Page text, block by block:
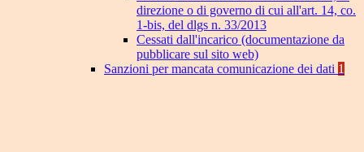
direzione o di governo di cui all'art. 14, co.
1-bis, del dlgs n. 33/2013
Cessati dall'incarico (documentazione da
pubblicare sul sito web)
Sanzioni per mancata comunicazione dei dati 1